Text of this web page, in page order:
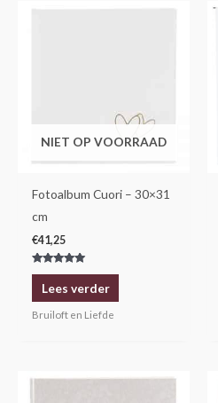
NIET OP VOORRAAD
Fotoalbum Cuori – 30×31
cm
€41,25
Gewaardeerd
5.00
uit 5Lees verder
Bruiloft en Liefde